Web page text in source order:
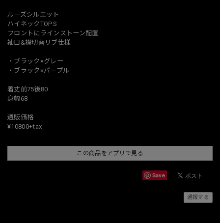
ルーズシルエット
ハイネックTOPS
フロントにラインストーン配置
袖口&襟切替リブ仕様
・ブラック×グレー
・ブラック×パープル
着丈前75後80
身幅68
通販価格
¥10800+tax
この商品をアプリで見る
Save
通報する